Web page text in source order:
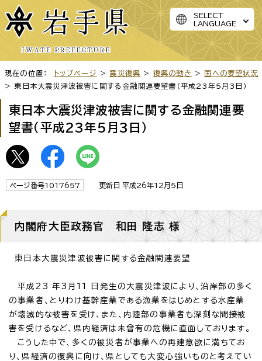
SELECT
LANGUAGE
現在の位置： トップページ > 震災復興 > 復興の動き >
国への要望状況
> 東日本大震災津波被害に関する金融関連要望書（平成23年5月3日）
東日本大震災津波被害に関する金融関連要
望書（平成23年5月3日）
ページ番号1017657 更新日 平成26年12月5日
内閣府大臣政務官 和田 隆志 様
東日本大震災津波被害に関する金融関連要望
平成23 年3月11 日発生の大震災津波により、沿岸部の多く
の事業者、とりわけ基幹産業である漁業をはじめとする水産業
が壊滅的な被害を受け、また、内陸部の事業者も深刻な間接被
害を受けるなど、県内経済は未曾有の危機に直面しております。
こうした中で、多くの被災者が事業への再建意欲に満ちてお
り、県経済の復興に向け、県としても大変心強いものと考えてい